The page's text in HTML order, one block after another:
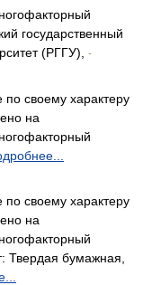
государственный
(РГГУ),
-
своему характеру
на
своему характеру
на
бумажная,